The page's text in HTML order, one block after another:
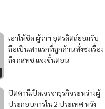
เอาให้ชัด ผู้ว่าฯ อุตรดิตถ์ยอมรับ
ถือเป็นเสาแรกที่ถูกค้าน สั่งชงเรื่อง
ถึง กสทช.แจงขั้นตอน
ปัตตานีเปิดเจรจาธุรกิจระหว่างผู้
ประกอบการใน 2 ประเทศ หวัง